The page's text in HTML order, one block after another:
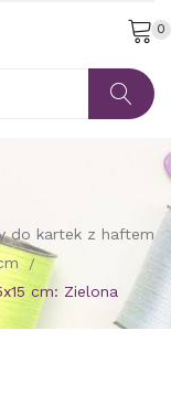
0
do kartek z haftem
cm: Zielona